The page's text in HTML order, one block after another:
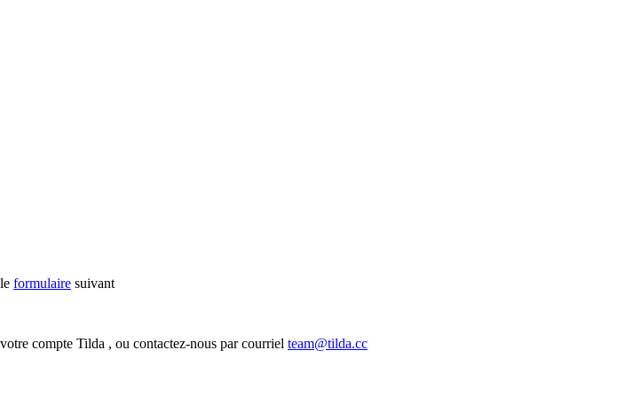
formulaire suivant
compte Tilda , ou contactez-nous par courriel team@tilda.cc